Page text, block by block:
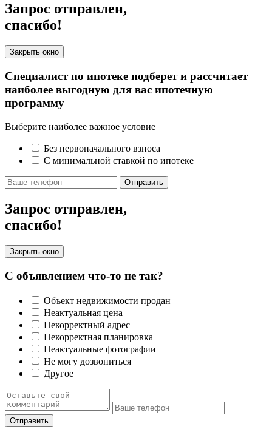
Запрос отправлен,
спасибо!
Закрыть окно
Специалист по ипотеке подберет и рассчитает
наиболее выгодную для вас ипотечную
программу
Выберите наиболее важное условие
Без первоначального взноса
С минимальной ставкой по ипотеке
Отправить
Запрос отправлен,
спасибо!
Закрыть окно
С объявлением что-то не так?
Объект недвижимости продан
Неактуальная цена
Некорректный адрес
Некорректная планировка
Неактуальные фотографии
Не могу дозвониться
Другое
Отправить